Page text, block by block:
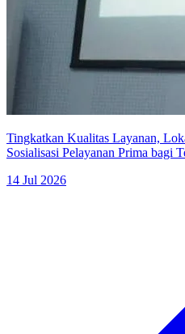
Tingkatkan Kualitas Layanan,
Sosialisasi Pelayanan Prima bagi
14 Jul 2026